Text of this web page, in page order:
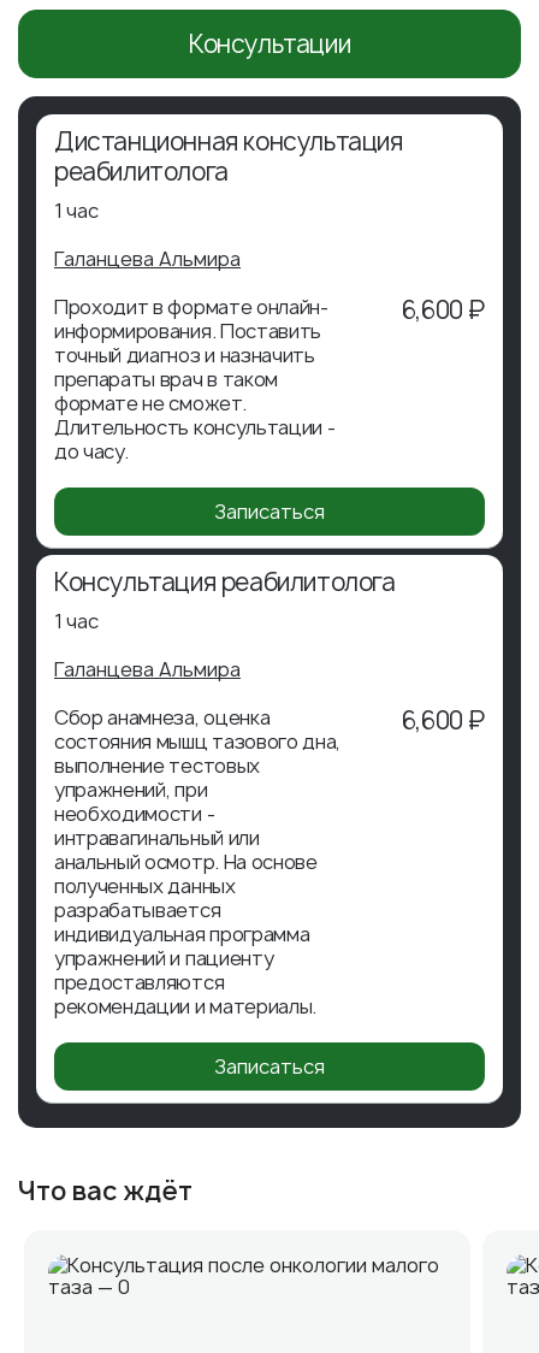
Консультации
Дистанционная консультация
реабилитолога
1 час
6,600 ₽
Галанцева Альмира
Проходит в формате онлайн-
информирования. Поставить
точный диагноз и назначить
препараты врач в таком
формате не сможет.
Длительность консультации -
до часу.
Записаться
Консультация реабилитолога
1 час
6,600 ₽
Галанцева Альмира
Сбор анамнеза, оценка
состояния мышц тазового дна,
выполнение тестовых
упражнений, при
необходимости -
интравагинальный или
анальный осмотр. На основе
полученных данных
разрабатывается
индивидуальная программа
упражнений и пациенту
предоставляются
рекомендации и материалы.
Записаться
Что вас ждёт